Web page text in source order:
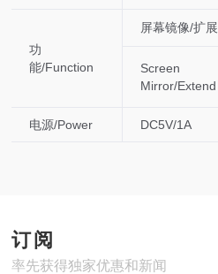
功
能/Function
屏幕镜像/扩展
Screen
Mirror/Extend
电源/Power DC5V/1A
订阅
率先获得独家优惠和新闻